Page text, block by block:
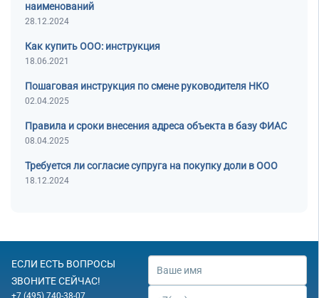
наименований
28.12.2024
Как купить ООО: инструкция
18.06.2021
Пошаговая инструкция по смене руководителя НКО
02.04.2025
Правила и сроки внесения адреса объекта в базу ФИАС
08.04.2025
Требуется ли согласие супруга на покупку доли в ООО
18.12.2024
ЕСЛИ ЕСТЬ ВОПРОСЫ
ЗВОНИТЕ СЕЙЧАС!
+7 (495) 740-38-07